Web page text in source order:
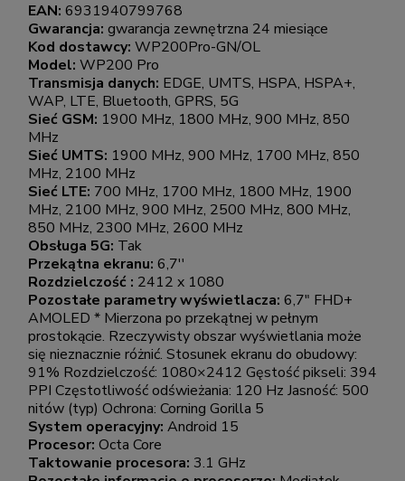
EAN: 6931940799768
Gwarancja: gwarancja zewnętrzna 24 miesiące
Kod dostawcy: WP200Pro-GN/OL
Model: WP200 Pro
Transmisja danych: EDGE, UMTS, HSPA, HSPA+,
WAP, LTE, Bluetooth, GPRS, 5G
Sieć GSM: 1900 MHz, 1800 MHz, 900 MHz, 850
MHz
Sieć UMTS: 1900 MHz, 900 MHz, 1700 MHz, 850
MHz, 2100 MHz
Sieć LTE: 700 MHz, 1700 MHz, 1800 MHz, 1900
MHz, 2100 MHz, 900 MHz, 2500 MHz, 800 MHz,
850 MHz, 2300 MHz, 2600 MHz
Obsługa 5G: Tak
Przekątna ekranu: 6,7''
Rozdzielczość : 2412 x 1080
Pozostałe parametry wyświetlacza: 6,7" FHD+
AMOLED * Mierzona po przekątnej w pełnym
prostokącie. Rzeczywisty obszar wyświetlania może
się nieznacznie różnić. Stosunek ekranu do obudowy:
91% Rozdzielczość: 1080×2412 Gęstość pikseli: 394
PPI Częstotliwość odświeżania: 120 Hz Jasność: 500
nitów (typ) Ochrona: Corning Gorilla 5
System operacyjny: Android 15
Procesor: Octa Core
Taktowanie procesora: 3.1 GHz